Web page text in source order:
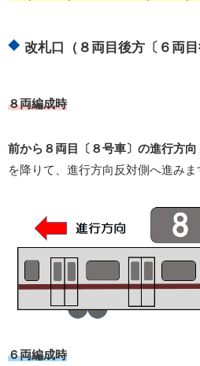
改札口（８両目後方〔６両目
８両編成時
前から８両目〔８号車〕の進行方向
を降りて、進行方向反対側へ進みま
６両編成時